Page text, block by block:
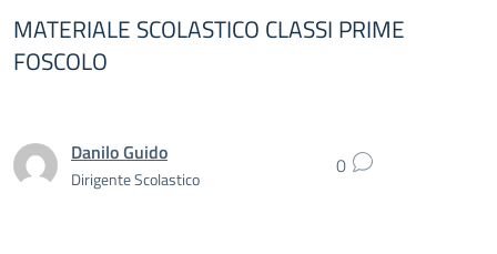
MATERIALE SCOLASTICO CLASSI PRIME
FOSCOLO
Danilo Guido
Dirigente Scolastico 0